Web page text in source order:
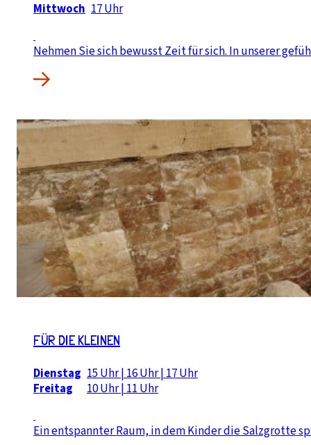
Mittwoch 17 Uhr
Nehmen Sie sich bewusst Zeit für sich. In unserer
FÜR DIE KLEINEN
Dienstag 15 Uhr | 16 Uhr | 17 Uhr
Freitag
10 Uhr | 11 Uhr
Ein entspannter Raum, in dem Kinder die Salzgrotte